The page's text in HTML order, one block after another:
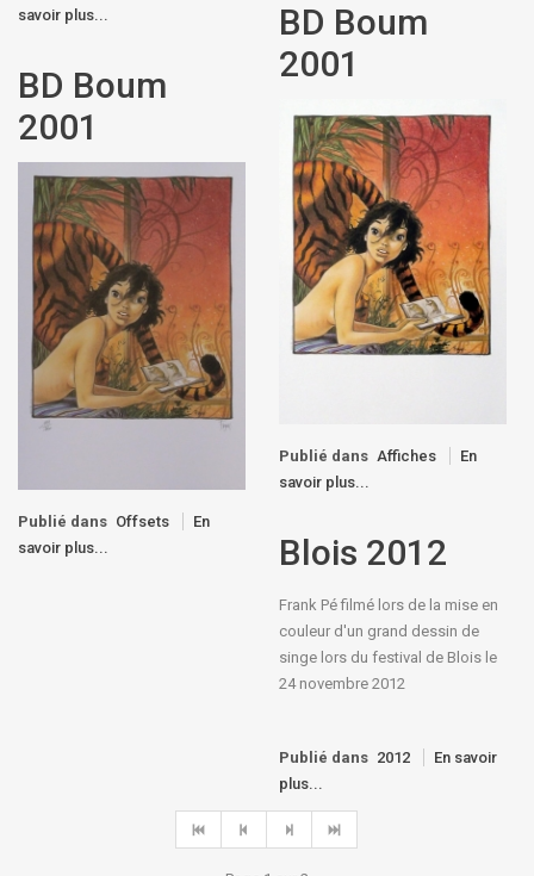
savoir plus...
BD Boum
2001
Publié dans Affiches
En
savoir plus...
BD Boum
2001
Publié dans Offsets
En
savoir plus...
Blois 2012
Frank Pé filmé lors de la mise en
couleur d'un grand dessin de
singe lors du festival de Blois le
24 novembre 2012
Publié dans 2012
En savoir
plus...